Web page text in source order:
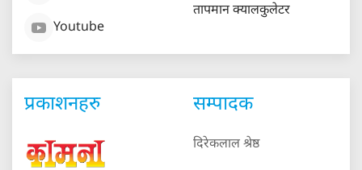
Youtube
तापमान क्यालकुलेटर
प्रकाशनहरु सम्पादक
दिरेकलाल श्रेष्ठ